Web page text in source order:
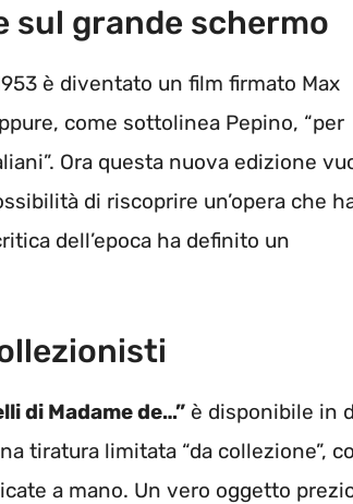
sul grande schermo
è diventato un film firmato Max
come sottolinea Pepino, “per
Ora questa nuova edizione
di riscoprire un’opera che
dell’epoca ha definito un
di Madame de…” è disponibile in
tiratura limitata “da collezione”,
a mano. Un vero oggetto